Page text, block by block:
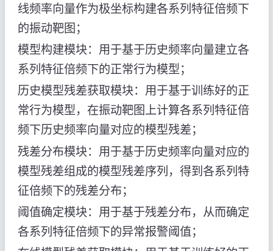
线频率向量作为极坐标构建各系列特征倍频下
的振动靶图；
模型构建模块：用于基于历史频率向量建立各
系列特征倍频下的正常行为模型；
历史模型残差获取模块：用于基于训练好的正
常行为模型，在振动靶图上计算各系列特征倍
频下历史频率向量对应的模型残差；
残差分布模块：用于基于历史频率向量对应的
模型残差组成的模型残差序列，得到各系列特
征倍频下的残差分布；
阈值确定模块：用于基于残差分布，从而确定
各系列特征倍频下的异常报警阈值；